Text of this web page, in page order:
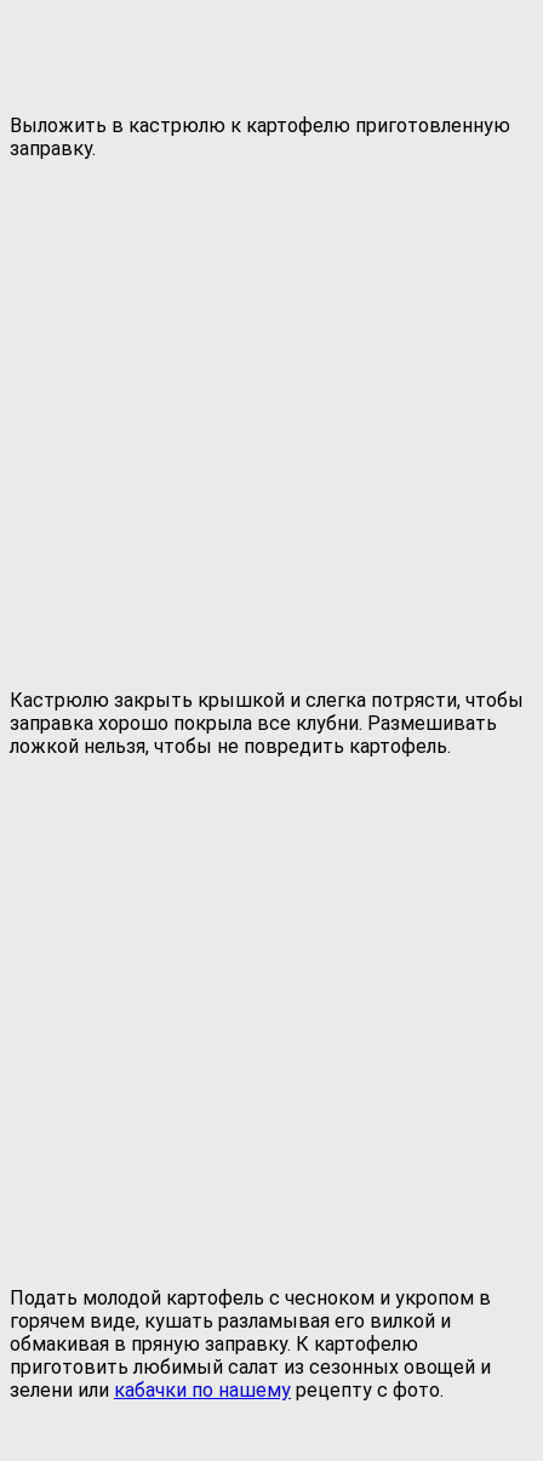
Выложить в кастрюлю к картофелю приготовленную
заправку.
Кастрюлю закрыть крышкой и слегка потрясти, чтобы
заправка хорошо покрыла все клубни. Размешивать
ложкой нельзя, чтобы не повредить картофель.
Подать молодой картофель с чесноком и укропом в
горячем виде, кушать разламывая его вилкой и
обмакивая в пряную заправку. К картофелю
приготовить любимый салат из сезонных овощей и
зелени или кабачки по нашему рецепту с фото.